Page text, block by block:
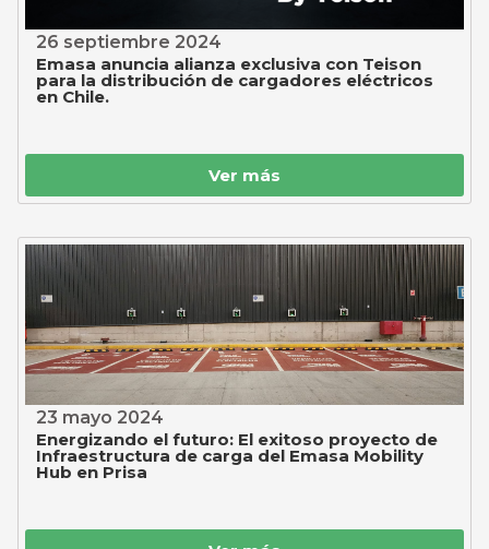
26 septiembre 2024
Emasa anuncia alianza exclusiva con Teison
para la distribución de cargadores eléctricos
en Chile.
Ver más
23 mayo 2024
Energizando el futuro: El exitoso proyecto de
Infraestructura de carga del Emasa Mobility
Hub en Prisa